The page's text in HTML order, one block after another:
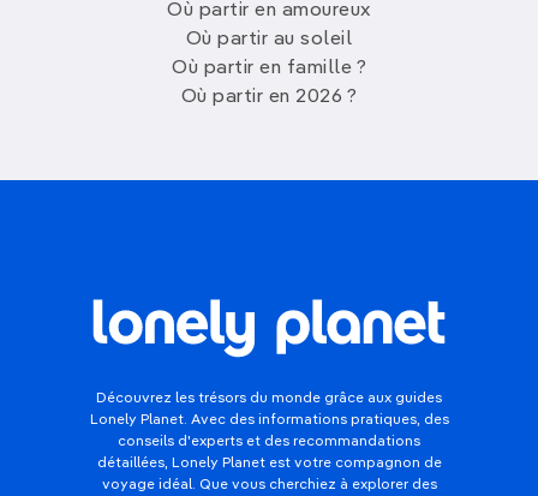
Où partir en amoureux
Où partir au soleil
Où partir en famille ?
Où partir en 2026 ?
Découvrez les trésors du monde grâce aux guides
Lonely Planet. Avec des informations pratiques, des
conseils d'experts et des recommandations
détaillées, Lonely Planet est votre compagnon de
voyage idéal. Que vous cherchiez à explorer des